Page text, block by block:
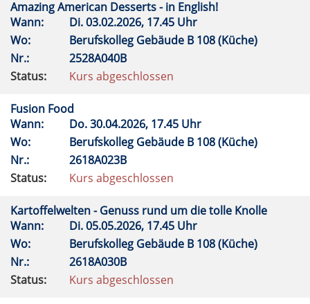
Amazing American Desserts - in English!
Wann:
Di.03.02.2026, 17.45 Uhr
Wo:
Berufskolleg Gebäude B 108 (Küche)
Nr.:
2528A040B
Status:
Kurs abgeschlossen
Fusion Food
Wann:
Do.30.04.2026, 17.45 Uhr
Wo:
Berufskolleg Gebäude B 108 (Küche)
Nr.:
2618A023B
Status:
Kurs abgeschlossen
Kartoffelwelten - Genuss rund um die tolle Knolle
Wann:
Di.05.05.2026, 17.45 Uhr
Wo:
Berufskolleg Gebäude B 108 (Küche)
Nr.:
2618A030B
Status:
Kurs abgeschlossen